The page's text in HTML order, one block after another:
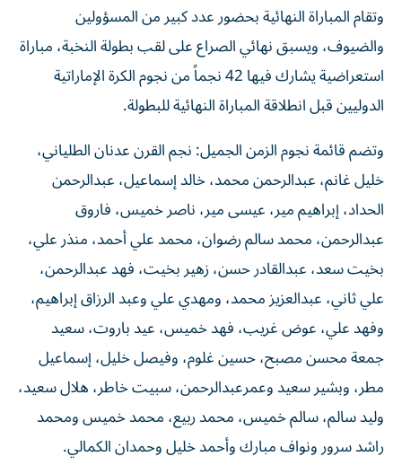
وتقام المباراة النهائية بحضور عدد كبير من المسؤولين
والضيوف، ويسبق نهائي الصراع على لقب بطولة النخبة، مباراة
استعراضية يشارك فيها 42 نجماً من نجوم الكرة الإماراتية
الدوليين قبل انطلاقة المباراة النهائية للبطولة.
وتضم قائمة نجوم الزمن الجميل: نجم القرن عدنان الطلياني،
خليل غانم، عبدالرحمن محمد، خالد إسماعيل، عبدالرحمن
الحداد، إبراهيم مير، عيسى مير، ناصر خميس، فاروق
عبدالرحمن، محمد سالم رضوان، محمد علي أحمد، منذر علي،
بخيت سعد، عبدالقادر حسن، زهير بخيت، فهد عبدالرحمن،
علي ثاني، عبدالعزيز محمد، ومهدي علي وعبد الرزاق إبراهيم،
وفهد علي، عوض غريب، فهد خميس، عيد باروت، سعيد
جمعة محسن مصبح، حسين غلوم، وفيصل خليل، إسماعيل
مطر، وبشير سعيد وعمرعبدالرحمن، سبيت خاطر، هلال سعيد،
وليد سالم، سالم خميس، محمد ربيع، محمد خميس ومحمد
راشد سرور ونواف مبارك وأحمد خليل وحمدان الكمالي.